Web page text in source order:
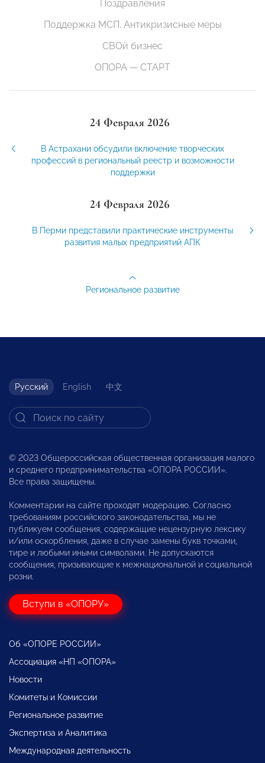
Поздравления
Поддержка МСП. Антикризисные меры
СВОй бизнес
ОПОРА — СТАРТ
24 Февраля 2026
В Астрахани обсудили включение творческих
профессий в региональный реестр и возможности
поддержки
24 Февраля 2026
В Перми представили практические инструменты
развития малых предприятий АПК
Региональное развитие
Русский English 中文
© 2023 Общероссийская общественная организация малого
и среднего предпринимательства «ОПОРА РОССИИ».
Все права защищены.
Комментарии на сайте проходят модерацию. Согласно
требованиям российского законодательства, мы не
публикуем сообщения, содержащие нецензурную лексику
и/или оскорбления, даже в случае замены букв точками,
тире и любыми иными символами. Не допускаются
сообщения, призывающие к межнациональной и социальной
розни.
Вступи в «ОПОРУ»
Об «ОПОРЕ РОССИИ»
Ассоциация «НП «ОПОРА»
Новости
Комитеты и Комиссии
Региональное развитие
Экспертиза и Аналитика
Международная деятельность